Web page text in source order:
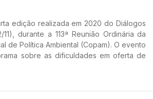
edição realizada em 2020 do Diálogos
durante a 113ª Reunião Ordinária da
de Política Ambiental (Copam). O evento
sobre as dificuldades em oferta de